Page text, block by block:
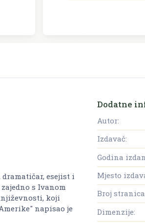
esejist i
s Ivanom
koji
napisao je
Dodatne
Autor:
Izdavač:
Godina
Mjesto
Broj
Dimenzije: